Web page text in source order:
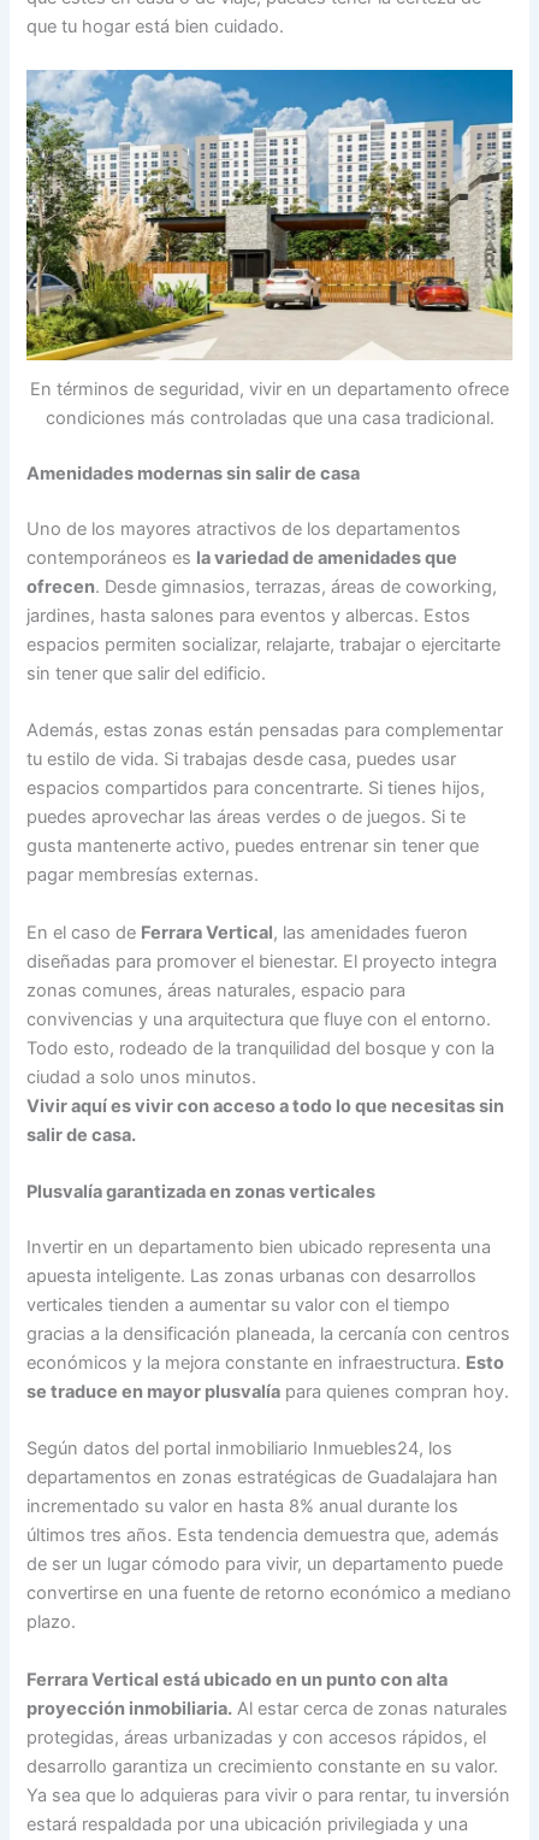
que tu hogar está bien cuidado.
En términos de seguridad, vivir en un departamento ofrece
condiciones más controladas que una casa tradicional.
Amenidades modernas sin salir de casa
Uno de los mayores atractivos de los departamentos
contemporáneos es la variedad de amenidades que
ofrecen. Desde gimnasios, terrazas, áreas de coworking,
jardines, hasta salones para eventos y albercas. Estos
espacios permiten socializar, relajarte, trabajar o ejercitarte
sin tener que salir del edificio.
Además, estas zonas están pensadas para complementar
tu estilo de vida. Si trabajas desde casa, puedes usar
espacios compartidos para concentrarte. Si tienes hijos,
puedes aprovechar las áreas verdes o de juegos. Si te
gusta mantenerte activo, puedes entrenar sin tener que
pagar membresías externas.
En el caso de Ferrara Vertical, las amenidades fueron
diseñadas para promover el bienestar. El proyecto integra
zonas comunes, áreas naturales, espacio para
convivencias y una arquitectura que fluye con el entorno.
Todo esto, rodeado de la tranquilidad del bosque y con la
ciudad a solo unos minutos.
Vivir aquí es vivir con acceso a todo lo que necesitas sin
salir de casa.
Plusvalía garantizada en zonas verticales
Invertir en un departamento bien ubicado representa una
apuesta inteligente. Las zonas urbanas con desarrollos
verticales tienden a aumentar su valor con el tiempo
gracias a la densificación planeada, la cercanía con centros
económicos y la mejora constante en infraestructura. Esto
se traduce en mayor plusvalía para quienes compran hoy.
Según datos del portal inmobiliario Inmuebles24, los
departamentos en zonas estratégicas de Guadalajara han
incrementado su valor en hasta 8% anual durante los
últimos tres años. Esta tendencia demuestra que, además
de ser un lugar cómodo para vivir, un departamento puede
convertirse en una fuente de retorno económico a mediano
plazo.
Ferrara Vertical está ubicado en un punto con alta
proyección inmobiliaria. Al estar cerca de zonas naturales
protegidas, áreas urbanizadas y con accesos rápidos, el
desarrollo garantiza un crecimiento constante en su valor.
Ya sea que lo adquieras para vivir o para rentar, tu inversión
estará respaldada por una ubicación privilegiada y una